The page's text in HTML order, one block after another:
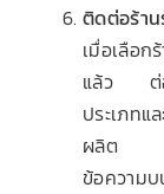
ติดต่อร้า
เมื่อเลือก
แล้ว ต่อ
ประเภท
ผลิต แล
ข้อความ